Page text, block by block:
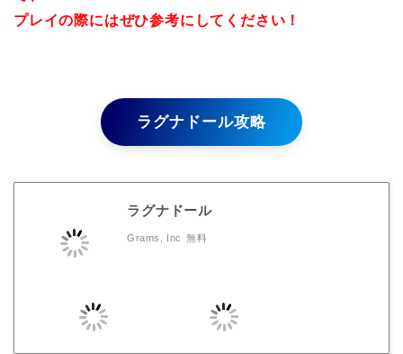
プレイの際にはぜひ参考にしてください！
ラグナドール攻略
ラグナドール
Grams, Inc 無料